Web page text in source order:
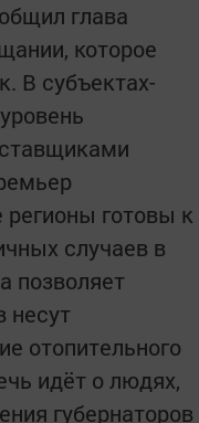
глава
которое
В субъектах-
готовы к
случаев в
позволяет
несут
отопительного
идёт о людях,
губернаторов